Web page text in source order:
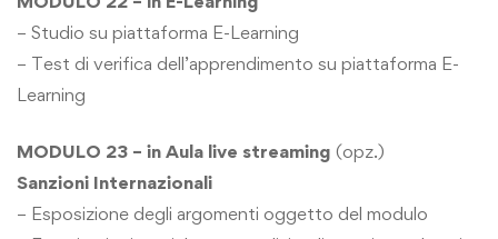
– Studio su piattaforma E-Learning
– Test di verifica dell’apprendimento su piattaforma E-
Learning
MODULO 23 – in Aula live streaming (opz.)
Sanzioni Internazionali
– Esposizione degli argomenti oggetto del modulo